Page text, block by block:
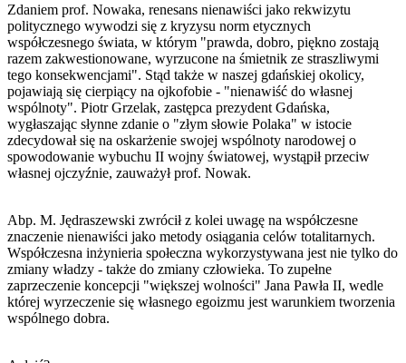
Zdaniem prof. Nowaka, renesans nienawiści jako rekwizytu
politycznego wywodzi się z kryzysu norm etycznych
współczesnego świata, w którym "prawda, dobro, piękno zostają
razem zakwestionowane, wyrzucone na śmietnik ze straszliwymi
tego konsekwencjami". Stąd także w naszej gdańskiej okolicy,
pojawiają się cierpiący na ojkofobie - "nienawiść do własnej
wspólnoty". Piotr Grzelak, zastępca prezydent Gdańska,
wygłaszając słynne zdanie o "złym słowie Polaka" w istocie
zdecydował się na oskarżenie swojej wspólnoty narodowej o
spowodowanie wybuchu II wojny światowej, wystąpił przeciw
własnej ojczyźnie, zauważył prof. Nowak.
Abp. M. Jędraszewski zwrócił z kolei uwagę na współczesne
znaczenie nienawiści jako metody osiągania celów totalitarnych.
Współczesna inżynieria społeczna wykorzystywana jest nie tylko do
zmiany władzy - także do zmiany człowieka. To zupełne
zaprzeczenie koncepcji "większej wolności" Jana Pawła II, wedle
której wyrzeczenie się własnego egoizmu jest warunkiem tworzenia
wspólnego dobra.